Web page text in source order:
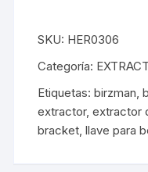
Hollowtech
Birzman
BM18
FC-
24
/FC-
SKU: HER0306
Categoría:
Etiquetas:birzman ,
extractor,extractor
bracket ,llave para